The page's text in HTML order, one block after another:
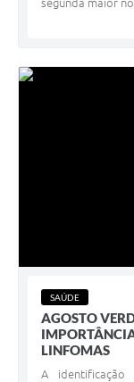
segunda maior
SAÚDE
AGOSTO
LINFOMAS
A